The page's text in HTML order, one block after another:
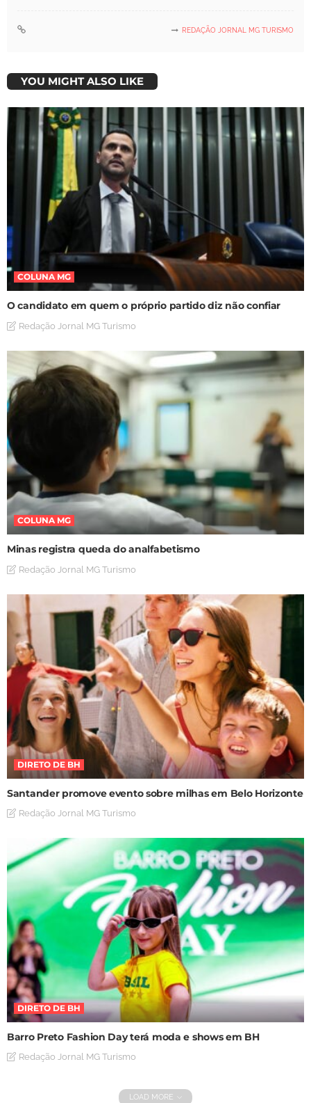
REDAÇÃO JORNAL MG TURISMO
YOU MIGHT ALSO LIKE
COLUNA MG
O candidato em quem o próprio partido diz não confiar
Redação Jornal MG Turismo
COLUNA MG
Minas registra queda do analfabetismo
Redação Jornal MG Turismo
DIRETO DE BH
Santander promove evento sobre milhas em Belo Horizonte
Redação Jornal MG Turismo
DIRETO DE BH
Barro Preto Fashion Day terá moda e shows em BH
Redação Jornal MG Turismo
LOAD MORE